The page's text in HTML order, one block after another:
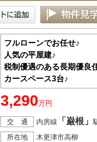
フルローンでお任せ♪
人気の平屋建♪
税制優遇のある長期優良
カースペース3台♪
3,290万円
交 通 内房線 「巌根」
所在地
木更津市高柳